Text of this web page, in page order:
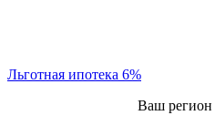
Льготная ипотека 6%
Ваш регион